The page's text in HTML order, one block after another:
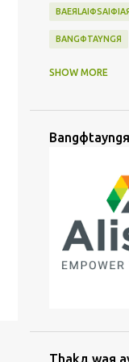
BANGФTAYNGЯ
SHOW MORE
Thakд waя